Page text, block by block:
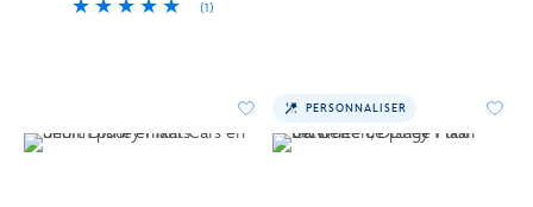
(1)
PERSONNALISER